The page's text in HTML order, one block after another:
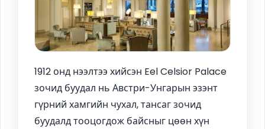
1912 онд нээлтээ хийсэн Eel Celsior Palace
зочид буудал нь Австри-Унгарын эзэнт
гүрний хамгийн чухал, тансаг зочид
буудалд тооцогдож байсныг цөөн хүн